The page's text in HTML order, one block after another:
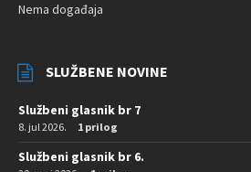
Nema događaja
SLUŽBENE NOVINE
Službeni glasnik br 7
8. jul 2026. 1 prilog
Službeni glasnik br 6.